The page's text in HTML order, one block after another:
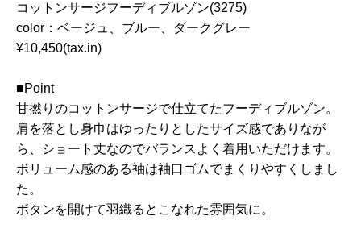
コットンサージフーディブルゾン(3275)
color：ベージュ、ブルー、ダークグレー
¥10,450(tax.in)
■Point
甘撚りのコットンサージで仕立てたフーディブルゾン。
肩を落とし身巾はゆったりとしたサイズ感でありなが
ら、ショート丈なのでバランスよく着用いただけます。
ボリューム感のある袖は袖口ゴムでまくりやすくしまし
た。
ボタンを開けて羽織るとこなれた雰囲気に。